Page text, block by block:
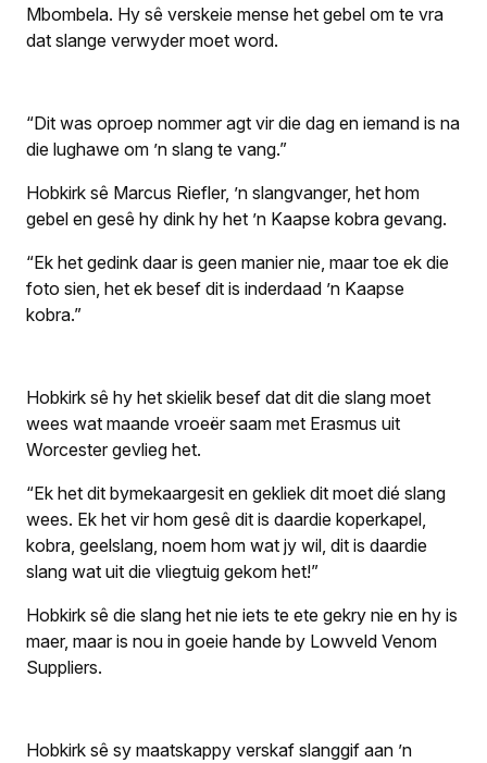
Mbombela. Hy sê verskeie mense het gebel om te vra
dat slange verwyder moet word.
“Dit was oproep nommer agt vir die dag en iemand is na
die lughawe om ’n slang te vang.”
Hobkirk sê Marcus Riefler, ’n slangvanger, het hom
gebel en gesê hy dink hy het ’n Kaapse kobra gevang.
“Ek het gedink daar is geen manier nie, maar toe ek die
foto sien, het ek besef dit is inderdaad ’n Kaapse
kobra.”
Hobkirk sê hy het skielik besef dat dit die slang moet
wees wat maande vroeër saam met Erasmus uit
Worcester gevlieg het.
“Ek het dit bymekaargesit en gekliek dit moet dié slang
wees. Ek het vir hom gesê dit is daardie koperkapel,
kobra, geelslang, noem hom wat jy wil, dit is daardie
slang wat uit die vliegtuig gekom het!”
Hobkirk sê die slang het nie iets te ete gekry nie en hy is
maer, maar is nou in goeie hande by Lowveld Venom
Suppliers.
Hobkirk sê sy maatskappy verskaf slanggif aan ’n